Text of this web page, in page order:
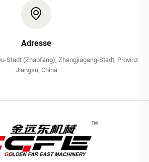
Adresse
Stadt (Zhaofeng), Zhangjiagang-Stadt, Provinz
Jiangsu, China